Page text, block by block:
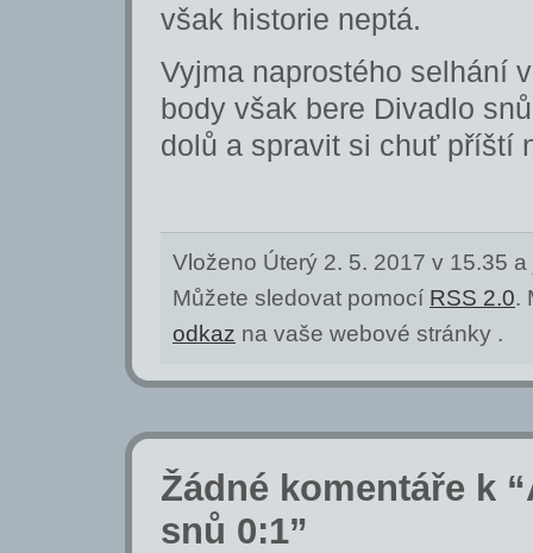
však historie neptá.
Vyjma naprostého selhání
body však bere Divadlo
dolů a spravit si chuť příští
Vloženo Úterý 2. 5. 2017 v 15.35
Můžete sledovat pomocí RSS 2.0.
odkaz na vaše webové stránky .
Žádné komentáře k
snů 0:1”